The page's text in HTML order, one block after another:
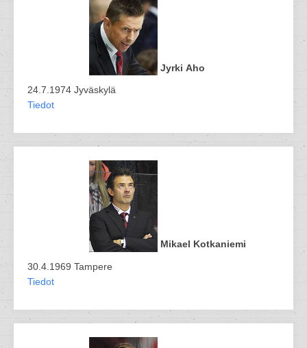
Jyrki Aho
24.7.1974 Jyväskylä
Tiedot
Mikael Kotkaniemi
30.4.1969 Tampere
Tiedot